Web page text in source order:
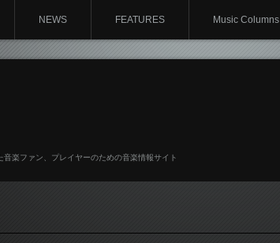
NEWS FEATURES Music Columns
楽ファン、プレイヤーのための音楽情報サイト